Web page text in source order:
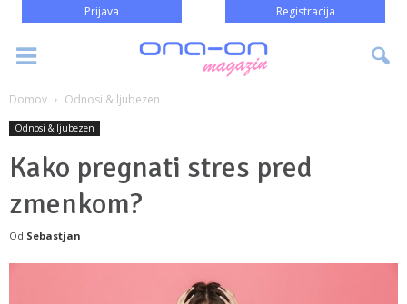
Prijava Registracija
Domov Odnosi & ljubezen
Odnosi & ljubezen
Kako pregnati stres pred
zmenkom?
Od Sebastjan